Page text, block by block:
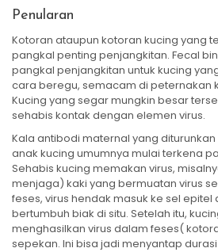
Penularan
Kotoran ataupun kotoran kucing yang
pangkal penting penjangkitan. Fecal
pangkal penjangkitan untuk kucing
cara beregu, semacam di peternakan
Kucing yang segar mungkin besar
sehabis kontak dengan elemen virus.
Kala antibodi maternal yang
anak kucing umumnya mulai terkena
Sehabis kucing memakan virus,
menjaga) kaki yang bermuatan virus
feses, virus hendak masuk ke sel epitel
bertumbuh biak di situ. Setelah itu,
menghasilkan virus dalam feses(
sepekan. Ini bisa jadi menyantap